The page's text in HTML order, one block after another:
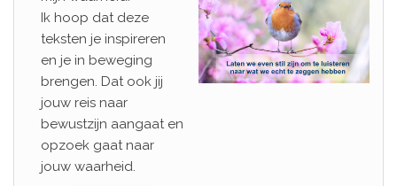
Ik hoop dat deze
teksten je inspireren
en je in beweging
brengen. Dat ook jij
jouw reis naar
bewustzijn aangaat en
opzoek gaat naar
jouw waarheid.